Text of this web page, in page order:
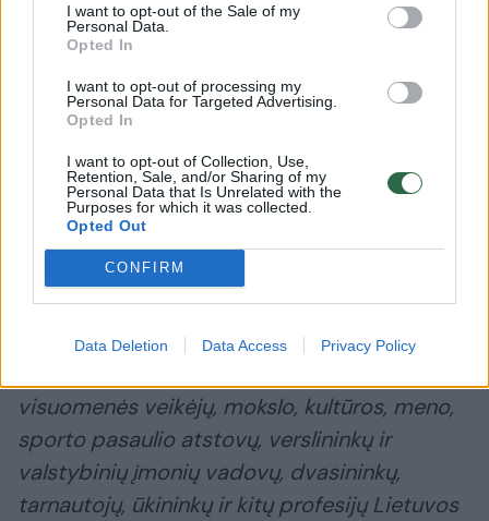
I want to opt-out of the Sale of my
Personal Data.
Opted In
I want to opt-out of processing my
Personal Data for Targeted Advertising.
Opted In
I want to opt-out of Collection, Use,
Retention, Sale, and/or Sharing of my
Personal Data that Is Unrelated with the
Purposes for which it was collected.
Opted Out
CONFIRM
Data Deletion Data Access Privacy Policy
nebūtumėte tuo, kuo esate šiandien?
Būčiau normaliu Lietuvos ir pasaulio piliečiu.
Nacionalinis fotoprojektas „Lietuva ir mes“–
tai Lietuvos valstybės atkūrimo 100-mečiui
ir Lietuvos Nepriklausomybės atkūrimo 30-
mečiui skirtas projektas, kurio metu
visuomenės veikėjų, mokslo, kultūros, meno,
sporto pasaulio atstovų, verslininkų ir
valstybinių įmonių vadovų, dvasininkų,
tarnautojų, ūkininkų ir kitų profesijų Lietuvos